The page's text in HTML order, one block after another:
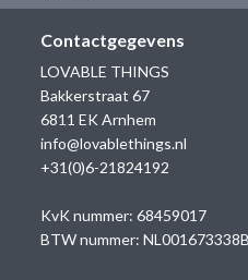
Contactgegevens
LOVABLE THINGS
Bakkerstraat 67
6811 EK Arnhem
info@lovablethings.nl
+31(0)6-21824192
KvK nummer: 68459017
BTW nummer: